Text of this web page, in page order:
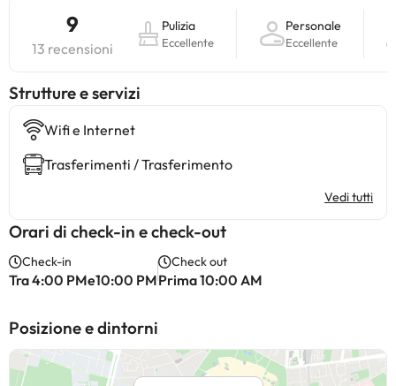
9
13 recensioni
Pulizia
Eccellente
Personale
Eccellente
​Strutture e servizi
Wifi e Internet
Trasferimenti / Trasferimento
Vedi tutti
Orari di check-in e check-out
Check-in
Tra 4:00 PMe10:00 PM
Check out
Prima 10:00 AM
Posizione e dintorni